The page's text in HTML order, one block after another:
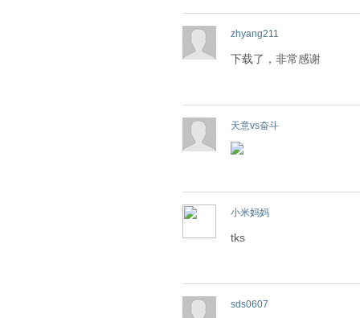
zhyang211
下载了，非常感谢
天意vs奋斗
小米妈妈
tks
sds0607